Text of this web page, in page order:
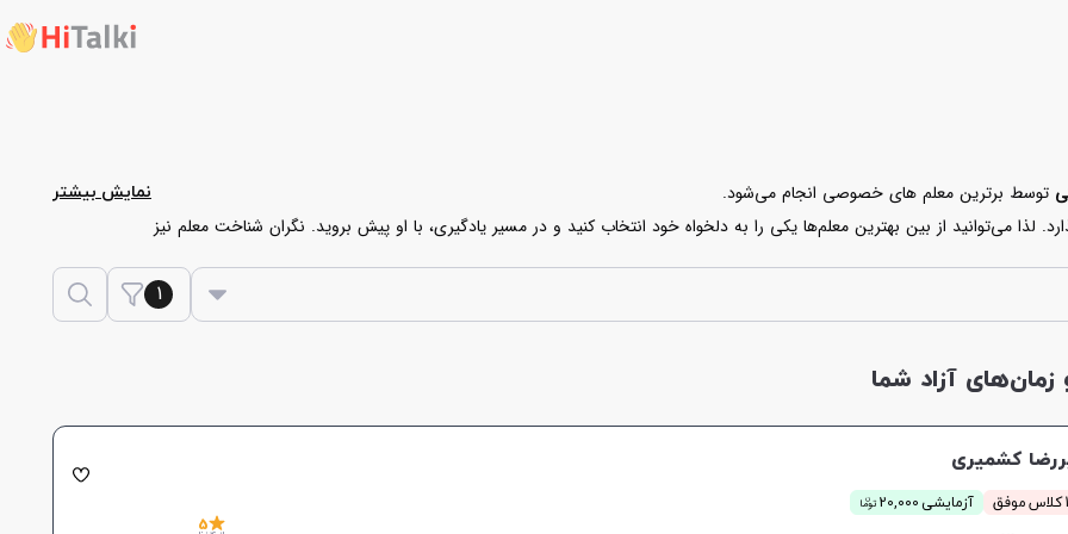
توسط برترین معلم های خصوصی انجام می‌شود.
لذا می‌توانید از بین بهترین معلم‌ها یکی را به دلخواه خود انتخاب کنید و در مسیر یادگیری، با او پیش بروید. نگران شناخت معلم نیز
نمایش بیشتر
1
آزاد شما
کشمیری
آزمایشی 20,000 توما
ن
5